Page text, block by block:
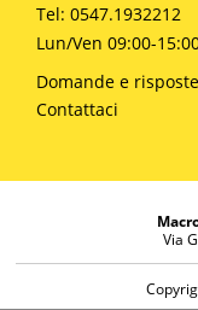
Tel: 0547.1932212
Lun/Ven 09:00-
Domande e risposte
Contattaci
Via